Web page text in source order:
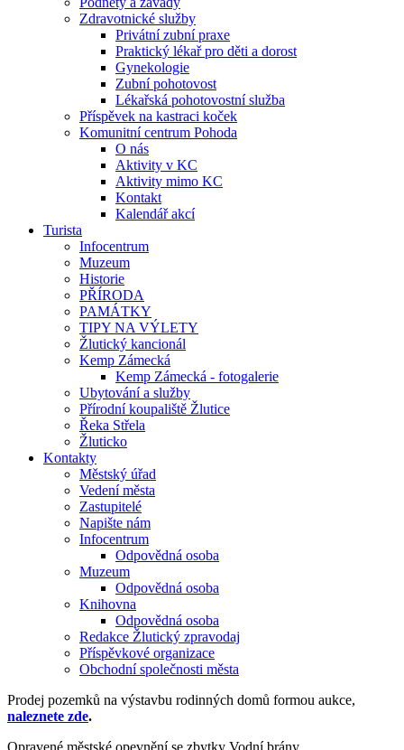
Zdravotnické služby
Privátní zubní praxe
Praktický lékař pro děti a dorost
Gynekologie
Zubní pohotovost
Lékařská pohotovostní služba
Příspěvek na kastraci koček
Komunitní centrum Pohoda
O nás
Aktivity v KC
Aktivity mimo KC
Kontakt
Kalendář akcí
Turista
Infocentrum
Muzeum
Historie
PŘÍRODA
PAMÁTKY
TIPY NA VÝLETY
Žlutický kancionál
Kemp Zámecká
Kemp Zámecká - fotogalerie
Ubytování a služby
Přírodní koupaliště Žlutice
Řeka Střela
Žluticko
Kontakty
Městský úřad
Vedení města
Zastupitelé
Napište nám
Infocentrum
Odpovědná osoba
Muzeum
Odpovědná osoba
Knihovna
Odpovědná osoba
Redakce Žlutický zpravodaj
Příspěvkové organizace
Obchodní společnosti města
Prodej pozemků na výstavbu rodinných domů formou aukce,
naleznete zde.
Opravené městské opevnění se zbytky Vodní brány